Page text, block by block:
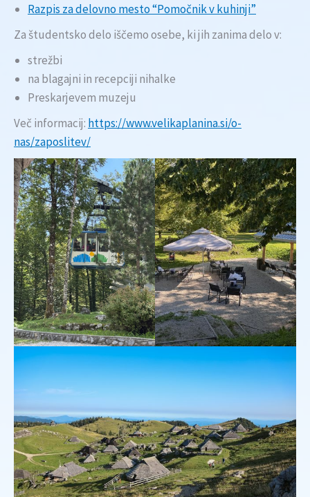
Razpis za delovno mesto “Pomočnik v kuhinji”
Za študentsko delo iščemo osebe, ki jih zanima delo v:
strežbi
na blagajni in recepciji nihalke
Preskarjevem muzeju
Več informacij: https://www.velikaplanina.si/o-
nas/zaposlitev/